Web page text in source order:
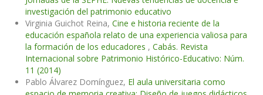
investigación del patrimonio educativo
Virginia Guichot Reina, Cine e historia reciente de la
educación española relato de una experiencia valiosa para
la formación de los educadores , Cabás. Revista
Internacional sobre Patrimonio Histórico-Educativo: Núm.
11 (2014)
Pablo Álvarez Domínguez, El aula universitaria como